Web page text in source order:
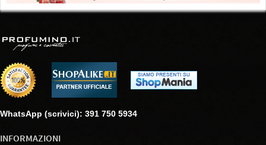
WhatsApp (scrivici): 391 750 5934
INFORMAZIONI